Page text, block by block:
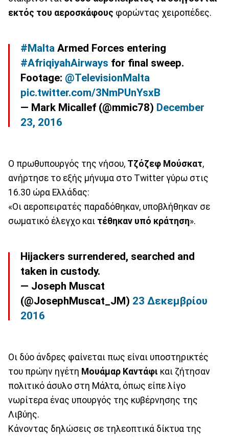
εκτός του αεροσκάφους φορώντας χειροπέδες.
#Malta Armed Forces entering
#AfriqiyahAirways for final sweep.
Footage: @TelevisionMalta
pic.twitter.com/3NmPUnYsxB
— Mark Micallef (@mmic78) December
23, 2016
Ο πρωθυπουργός της νήσου, Τζόζεφ Μούσκατ,
ανήρτησε το εξής μήνυμα στο Twitter γύρω στις
16.30 ώρα Ελλάδας:
«Οι αεροπειρατές παραδόθηκαν, υποβλήθηκαν σε
σωματικό έλεγχο και τέθηκαν υπό κράτηση».
Hijackers surrendered, searched and
taken in custody.
— Joseph Muscat
(@JosephMuscat_JM) 23 Δεκεμβρίου
2016
Oι δύο άνδρες φαίνεται πως είναι υποστηρικτές
του πρώην ηγέτη Μουάμαρ Καντάφι και ζήτησαν
πολιτικό άσυλο στη Μάλτα, όπως είπε λίγο
νωρίτερα ένας υπουργός της κυβέρνησης της
Λιβύης.
Κάνοντας δηλώσεις σε τηλεοπτικά δίκτυα της